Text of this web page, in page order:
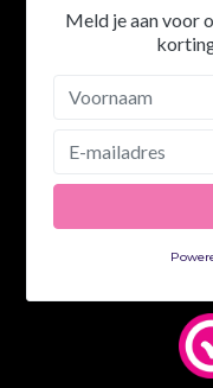
Meld je aan voor